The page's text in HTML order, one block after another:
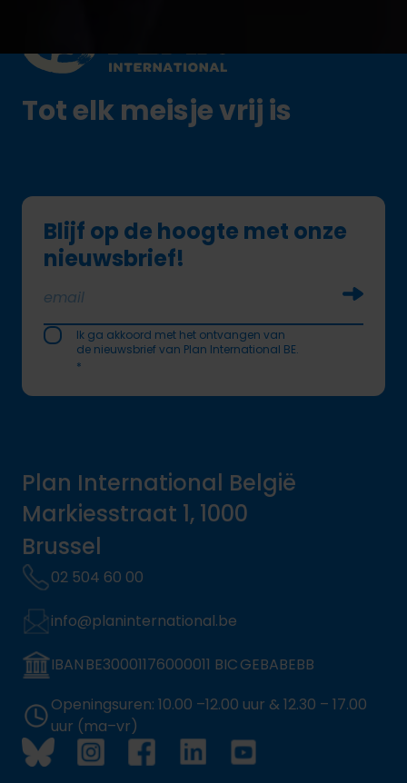
Tot elk meisje vrij is
Blijf op de hoogte met onze
nieuwsbrief!
Ik ga akkoord met het ontvangen van
de nieuwsbrief van Plan International BE.
*
Plan International België
Markiesstraat 1, 1000
Brussel
02 504 60 00
info@planinternational.be
IBAN BE30001176000011 BIC GEBABEBB
Openingsuren: 10.00 –12.00 uur & 12.30 – 17.00
uur (ma–vr)